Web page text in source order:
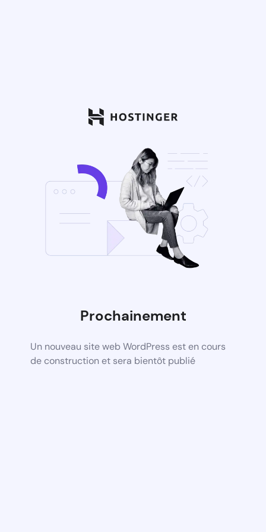
Prochainement
Un nouveau site web WordPress est en cours
de construction et sera bientôt publié